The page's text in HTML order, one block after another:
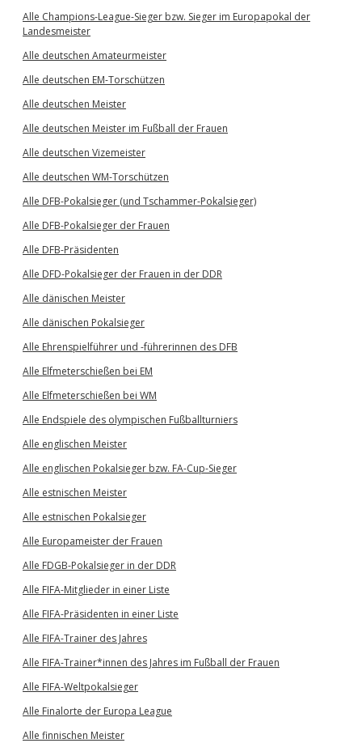
Alle Champions-League-Sieger bzw. Sieger im Europapokal der
Landesmeister
Alle deutschen Amateurmeister
Alle deutschen EM-Torschützen
Alle deutschen Meister
Alle deutschen Meister im Fußball der Frauen
Alle deutschen Vizemeister
Alle deutschen WM-Torschützen
Alle DFB-Pokalsieger (und Tschammer-Pokalsieger)
Alle DFB-Pokalsieger der Frauen
Alle DFB-Präsidenten
Alle DFD-Pokalsieger der Frauen in der DDR
Alle dänischen Meister
Alle dänischen Pokalsieger
Alle Ehrenspielführer und -führerinnen des DFB
Alle Elfmeterschießen bei EM
Alle Elfmeterschießen bei WM
Alle Endspiele des olympischen Fußballturniers
Alle englischen Meister
Alle englischen Pokalsieger bzw. FA-Cup-Sieger
Alle estnischen Meister
Alle estnischen Pokalsieger
Alle Europameister der Frauen
Alle FDGB-Pokalsieger in der DDR
Alle FIFA-Mitglieder in einer Liste
Alle FIFA-Präsidenten in einer Liste
Alle FIFA-Trainer des Jahres
Alle FIFA-Trainer*innen des Jahres im Fußball der Frauen
Alle FIFA-Weltpokalsieger
Alle Finalorte der Europa League
Alle finnischen Meister